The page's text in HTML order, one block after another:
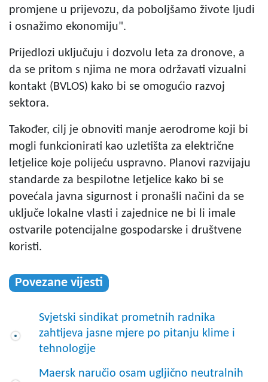
promjene u prijevozu, da poboljšamo živote ljudi
i osnažimo ekonomiju".
Prijedlozi uključuju i dozvolu leta za dronove, a
da se pritom s njima ne mora održavati vizualni
kontakt (BVLOS) kako bi se omogućio razvoj
sektora.
Također, cilj je obnoviti manje aerodrome koji bi
mogli funkcionirati kao uzletišta za električne
letjelice koje polijeću uspravno. Planovi razvijaju
standarde za bespilotne letjelice kako bi se
povećala javna sigurnost i pronašli načini da se
uključe lokalne vlasti i zajednice ne bi li imale
ostvarile potencijalne gospodarske i društvene
koristi.
Povezane vijesti
Svjetski sindikat prometnih radnika
zahtijeva jasne mjere po pitanju klime i
tehnologije
Maersk naručio osam ugljično neutralnih